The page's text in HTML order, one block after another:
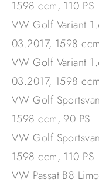
1598 ccm, 110 PS
VW Golf Variant
03.2017, 1598
VW Golf Variant
03.2017, 1598
VW Golf
1598 ccm, 90 PS
VW Golf
1598 ccm, 110 PS
VW Passat B8